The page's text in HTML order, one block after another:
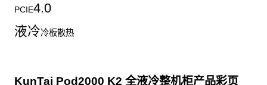
PCIE4.0
液冷冷板散热
KunTai Pod2000 K2 全液冷整机柜产品彩页